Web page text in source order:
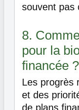
souvent pas
8.
pour la
financée ?
Les progrès
et des
de plans